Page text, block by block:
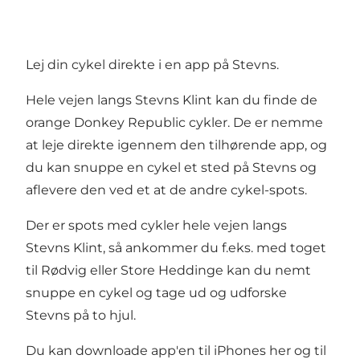
Lej din cykel direkte i en app på Stevns.
Hele vejen langs Stevns Klint kan du finde de
orange Donkey Republic cykler. De er nemme
at leje direkte igennem den tilhørende app, og
du kan snuppe en cykel et sted på Stevns og
aflevere den ved et at de andre cykel-spots.
Der er spots med cykler hele vejen langs
Stevns Klint, så ankommer du f.eks. med toget
til Rødvig eller Store Heddinge kan du nemt
snuppe en cykel og tage ud og udforske
Stevns på to hjul.
Du kan downloade app'en til iPhones her og til